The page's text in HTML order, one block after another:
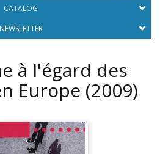
CATALOG
NEWSLETTER
à l'égard des
Europe (2009)